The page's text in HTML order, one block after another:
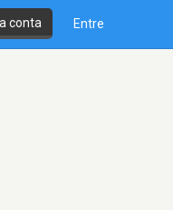
conta Entre